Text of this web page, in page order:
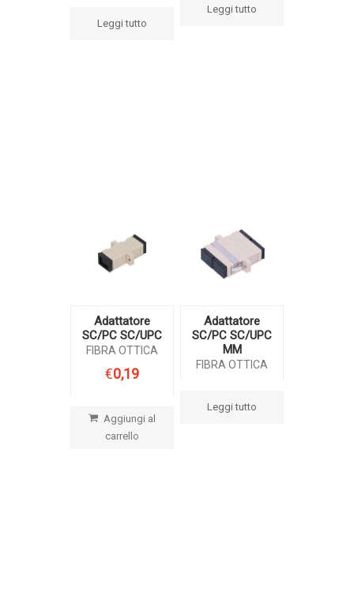
Leggi tutto
Leggi tutto
Adattatore
SC/PC SC/UPC
FIBRA OTTICA
€0,19
Aggiungi al
carrello
Adattatore
SC/PC SC/UPC
MM
FIBRA OTTICA
Leggi tutto